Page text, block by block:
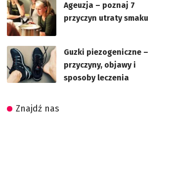
Ageuzja – poznaj 7
przyczyn utraty smaku
Guzki piezogeniczne –
przyczyny, objawy i
sposoby leczenia
Znajdź nas